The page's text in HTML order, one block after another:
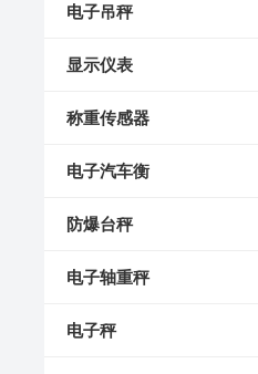
电子吊秤
显示仪表
称重传感器
电子汽车衡
防爆台秤
电子轴重秤
电子秤